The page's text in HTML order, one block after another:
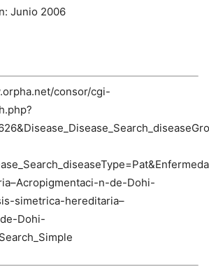
Junio 2006
consor/cgi-
n-de-Dohi-
simetrica-hereditaria–
Dohi-